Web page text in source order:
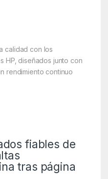
calidad con los
HP, diseñados junto con
rendimiento continuo
fiables de
tras página